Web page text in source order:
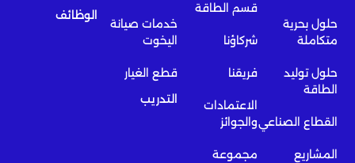
حلول بحرية
متكاملة
حلول توليد
الطاقة
القطاع الصناعي
المشاريع
خدمات صيانة
اليخوت
قطع الغيار
التدريب
قسم الطاقة
شركاؤنا
فريقنا
الاعتمادات
والجوائز
مجموعة
الوظائف